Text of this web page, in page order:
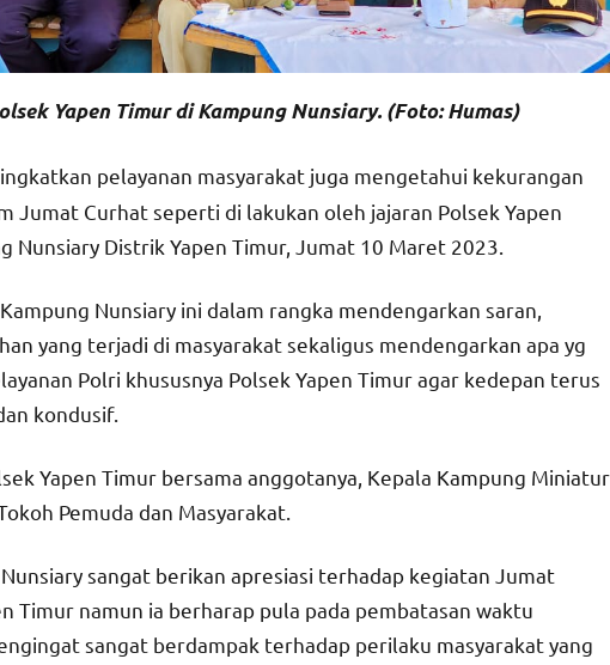
Yapen Timur di Kampung Nunsiary. (Foto: Humas)
pelayanan masyarakat juga mengetahui kekurangan
Jumat Curhat seperti di lakukan oleh jajaran Polsek Yapen
Nunsiary Distrik Yapen Timur, Jumat 10 Maret 2023.
Nunsiary ini dalam rangka mendengarkan saran,
yang terjadi di masyarakat sekaligus mendengarkan apa yg
Polri khususnya Polsek Yapen Timur agar kedepan terus
kondusif.
Yapen Timur bersama anggotanya, Kepala Kampung Miniatur
Pemuda dan Masyarakat.
sangat berikan apresiasi terhadap kegiatan Jumat
Timur namun ia berharap pula pada pembatasan waktu
sangat berdampak terhadap perilaku masyarakat yang